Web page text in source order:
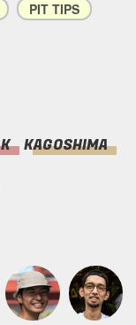
PIT TIPS
KAGOSHIMA